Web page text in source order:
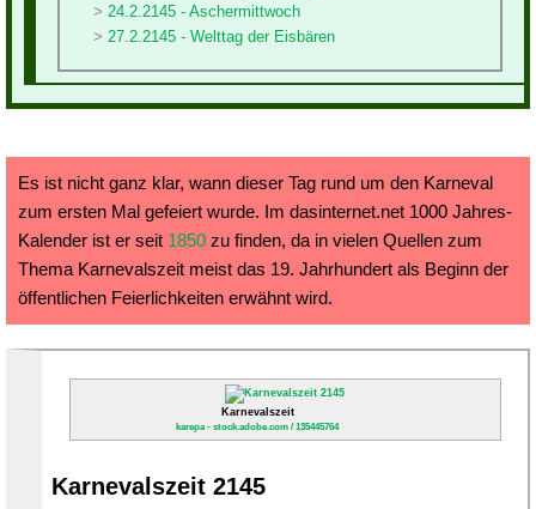
24.2.2145 - Aschermittwoch
27.2.2145 - Welttag der Eisbären
Es ist nicht ganz klar, wann dieser Tag rund um den Karneval
zum ersten Mal gefeiert wurde. Im dasinternet.net 1000 Jahres-
Kalender ist er seit 1850 zu finden, da in vielen Quellen zum
Thema Karnevalszeit meist das 19. Jahrhundert als Beginn der
öffentlichen Feierlichkeiten erwähnt wird.
Karnevalszeit
karepa - stock.adobe.com / 135445764
Karnevalszeit 2145